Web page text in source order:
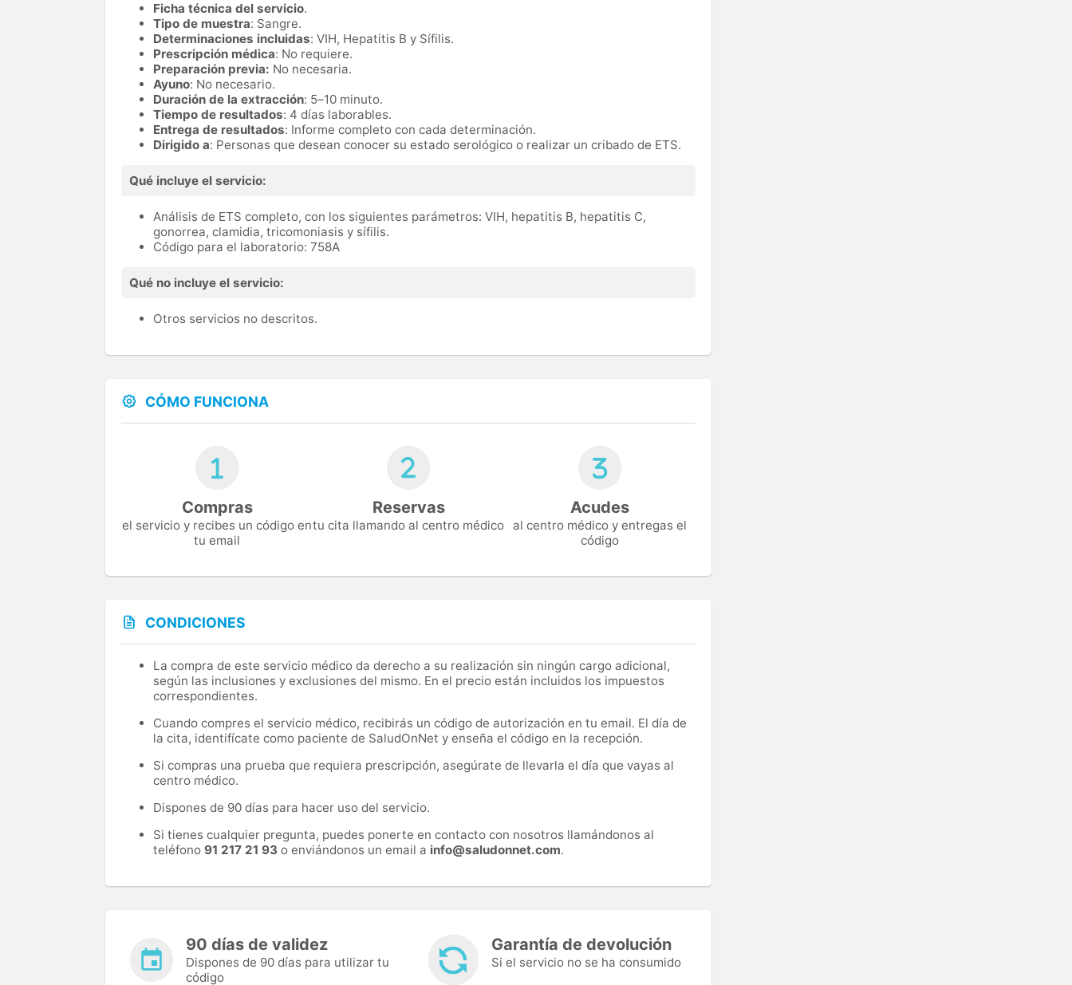
Ficha técnica del servicio.
Tipo de muestra: Sangre.
Determinaciones incluidas: VIH, Hepatitis B y Sífilis.
Prescripción médica: No requiere.
Preparación previa: No necesaria.
Ayuno: No necesario.
Duración de la extracción: 5–10 minuto.
Tiempo de resultados: 4 días laborables.
Entrega de resultados: Informe completo con cada determinación.
Dirigido a: Personas que desean conocer su estado serológico o realizar un cribado de ETS.
Qué incluye el servicio:
Análisis de ETS completo, con los siguientes parámetros: VIH, hepatitis B, hepatitis C,
gonorrea, clamidia, tricomoniasis y sífilis.
Código para el laboratorio: 758A
Qué no incluye el servicio:
Otros servicios no descritos.
CÓMO FUNCIONA
Compras
el servicio y recibes un código en
tu email
Reservas
tu cita llamando al centro médico
Acudes
al centro médico y entregas el
código
CONDICIONES
La compra de este servicio médico da derecho a su realización sin ningún cargo adicional,
según las inclusiones y exclusiones del mismo. En el precio están incluidos los impuestos
correspondientes.
Cuando compres el servicio médico, recibirás un código de autorización en tu email. El día de
la cita, identifícate como paciente de SaludOnNet y enseña el código en la recepción.
Si compras una prueba que requiera prescripción, asegúrate de llevarla el día que vayas al
centro médico.
Dispones de 90 días para hacer uso del servicio.
Si tienes cualquier pregunta, puedes ponerte en contacto con nosotros llamándonos al
teléfono 91 217 21 93 o enviándonos un email a info@saludonnet.com.
90 días de validez
Dispones de 90 días para utilizar tu
código
Garantía de devolución
Si el servicio no se ha consumido